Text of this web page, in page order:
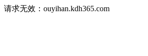
请求无效：ouyihan.kdh365.com